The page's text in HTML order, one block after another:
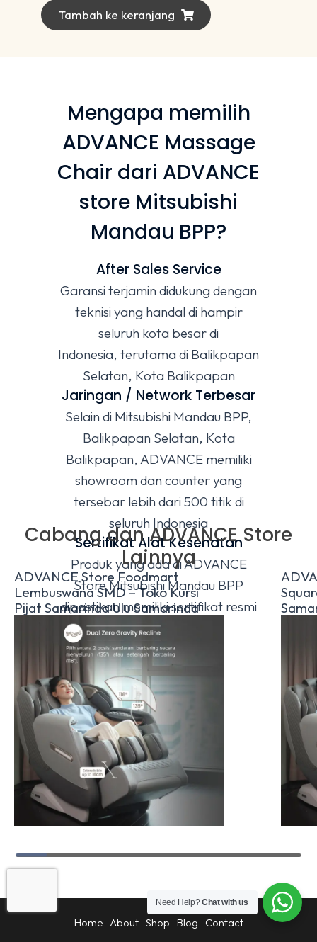
dari 5
Tambah ke keranjang
Mengapa memilih
ADVANCE Massage
Chair dari ADVANCE
store Mitsubishi
Mandau BPP?
After Sales Service
Garansi terjamin didukung dengan
teknisi yang handal di hampir
seluruh kota besar di
Indonesia, terutama di Balikpapan
Selatan, Kota Balikpapan
Jaringan / Network Terbesar
Selain di Mitsubishi Mandau BPP,
Balikpapan Selatan, Kota
Balikpapan, ADVANCE memiliki
showroom dan counter yang
tersebar lebih dari 500 titik di
seluruh Indonesia
Sertifikat Alat Kesehatan
Produk yang ada di ADVANCE
Store Mitsubishi Mandau BPP
dipastikan memiliki sertifikat resmi
Alat Kesehatan
Cabang dan ADVANCE Store
Lainnya
ADVANCE Store Foodmart
Lembuswana SMD – Toko Kursi
Pijat Samarinda Ulu Samarinda
Home About Shop Blog
Contact
Need Help?Chat with us